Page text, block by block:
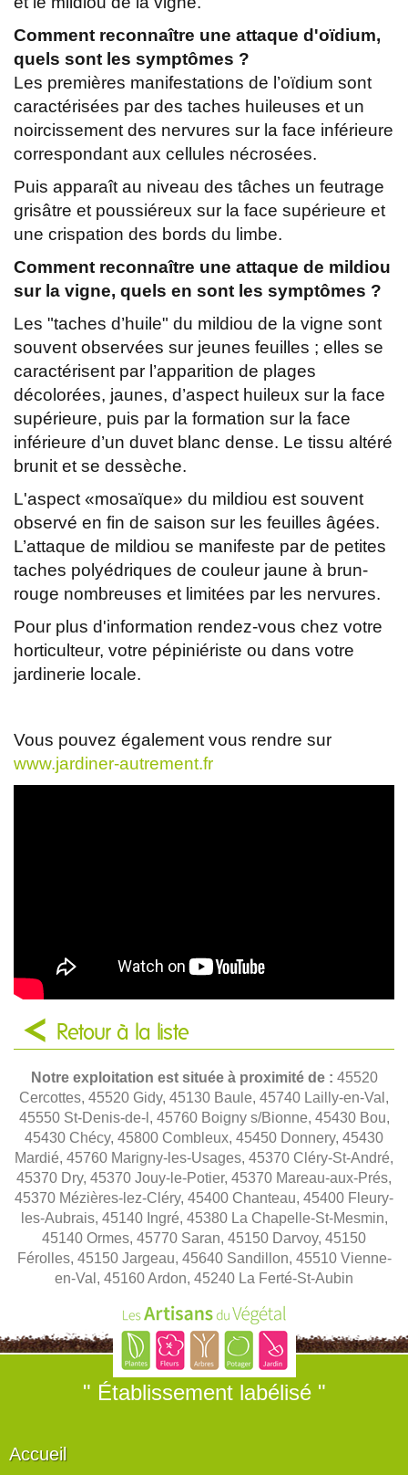
Comment reconnaître une attaque d'oïdium,
quels sont les symptômes ?
Les premières manifestations de l’oïdium sont
caractérisées par des taches huileuses et un
noircissement des nervures sur la face inférieure
correspondant aux cellules nécrosées.
Puis apparaît au niveau des tâches un feutrage
grisâtre et poussiéreux sur la face supérieure et
une crispation des bords du limbe.
Comment reconnaître une attaque de mildiou
sur la vigne, quels en sont les symptômes ?
Les "taches d’huile" du mildiou de la vigne sont
souvent observées sur jeunes feuilles ; elles se
caractérisent par l’apparition de plages
décolorées, jaunes, d’aspect huileux sur la face
supérieure, puis par la formation sur la face
inférieure d’un duvet blanc dense. Le tissu altéré
brunit et se dessèche.
L'aspect «mosaïque» du mildiou est souvent
observé en fin de saison sur les feuilles âgées.
L’attaque de mildiou se manifeste par de petites
taches polyédriques de couleur jaune à brun-
rouge nombreuses et limitées par les nervures.
Pour plus d'information rendez-vous chez votre
horticulteur, votre pépiniériste ou dans votre
jardinerie locale.
Vous pouvez également vous rendre sur
www.jardiner-autrement.fr
Retour à la liste
Notre exploitation est située à proximité de : 45520
Cercottes, 45520 Gidy, 45130 Baule, 45740 Lailly-en-Val,
45550 St-Denis-de-l, 45760 Boigny s/Bionne, 45430 Bou,
45430 Chécy, 45800 Combleux, 45450 Donnery, 45430
Mardié, 45760 Marigny-les-Usages, 45370 Cléry-St-André,
45370 Dry, 45370 Jouy-le-Potier, 45370 Mareau-aux-Prés,
45370 Mézières-lez-Cléry, 45400 Chanteau, 45400 Fleury-
les-Aubrais, 45140 Ingré, 45380 La Chapelle-St-Mesmin,
45140 Ormes, 45770 Saran, 45150 Darvoy, 45150
Férolles, 45150 Jargeau, 45640 Sandillon, 45510 Vienne-
en-Val, 45160 Ardon, 45240 La Ferté-St-Aubin
" Établissement labélisé "
Accueil